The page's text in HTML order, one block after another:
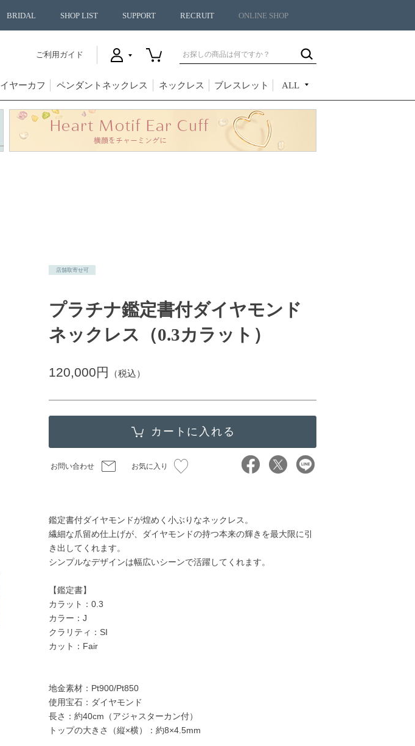
BRIDAL SHOP LIST SUPPORT RECRUIT ONLINE SHOP
ご利用ガイド
イヤーカフ ペンダントネックレス ネックレス ブレスレット ALL
店舗取寄せ可
プラチナ鑑定書付ダイヤモンド
ネックレス（0.3カラット）
120,000円 （税込）
お問い合わせ お気に入り
鑑定書付ダイヤモンドが煌めく小ぶりなネックレス。
繊細な爪留め仕上げが、ダイヤモンドの持つ本来の輝きを最大限に引
き出してくれます。
シンプルなデザインは幅広いシーンで活躍してくれます。
【鑑定書】
カラット：0.3
カラー：J
クラリティ：SI
カット：Fair
地金素材：Pt900/Pt850
使用宝石：ダイヤモンド
長さ：約40cm（アジャスターカン付）
トップの大きさ（縦×横）：約8×4.5mm